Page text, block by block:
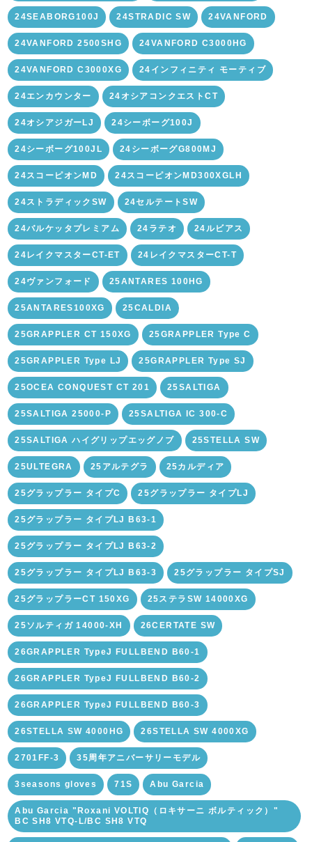
24SEABORG100J 24STRADIC SW 24VANFORD
24VANFORD 2500SHG 24VANFORD C3000HG
24VANFORD C3000XG 24インフィニティ モーティブ
24エンカウンター 24オシアコンクエストCT
24オシアジガーLJ 24シーボーグ100J
24シーボーグ100JL 24シーボーグG800MJ
24スコーピオンMD 24スコーピオンMD300XGLH
24ストラディックSW 24セルテートSW
24バルケッタプレミアム 24ラテオ 24ルビアス
24レイクマスターCT-ET 24レイクマスターCT-T
24ヴァンフォード 25ANTARES 100HG
25ANTARES100XG 25CALDIA
25GRAPPLER CT 150XG 25GRAPPLER Type C
25GRAPPLER Type LJ 25GRAPPLER Type SJ
25OCEA CONQUEST CT 201 25SALTIGA
25SALTIGA 25000-P 25SALTIGA IC 300-C
25SALTIGA ハイグリップエッグノブ 25STELLA SW
25ULTEGRA 25アルテグラ 25カルディア
25グラップラー タイプC 25グラップラー タイプLJ
25グラップラー タイプLJ B63-1
25グラップラー タイプLJ B63-2
25グラップラー タイプLJ B63-3 25グラップラー タイプSJ
25グラップラーCT 150XG 25ステラSW 14000XG
25ソルティガ 14000-XH 26CERTATE SW
26GRAPPLER TypeJ FULLBEND B60-1
26GRAPPLER TypeJ FULLBEND B60-2
26GRAPPLER TypeJ FULLBEND B60-3
26STELLA SW 4000HG 26STELLA SW 4000XG
2701FF-3 35周年アニバーサリーモデル
3seasons gloves 71S Abu Garcia
Abu Garcia "Roxani VOLTIQ（ロキサーニ ボルティック）"
BC SH8 VTQ-L/BC SH8 VTQ